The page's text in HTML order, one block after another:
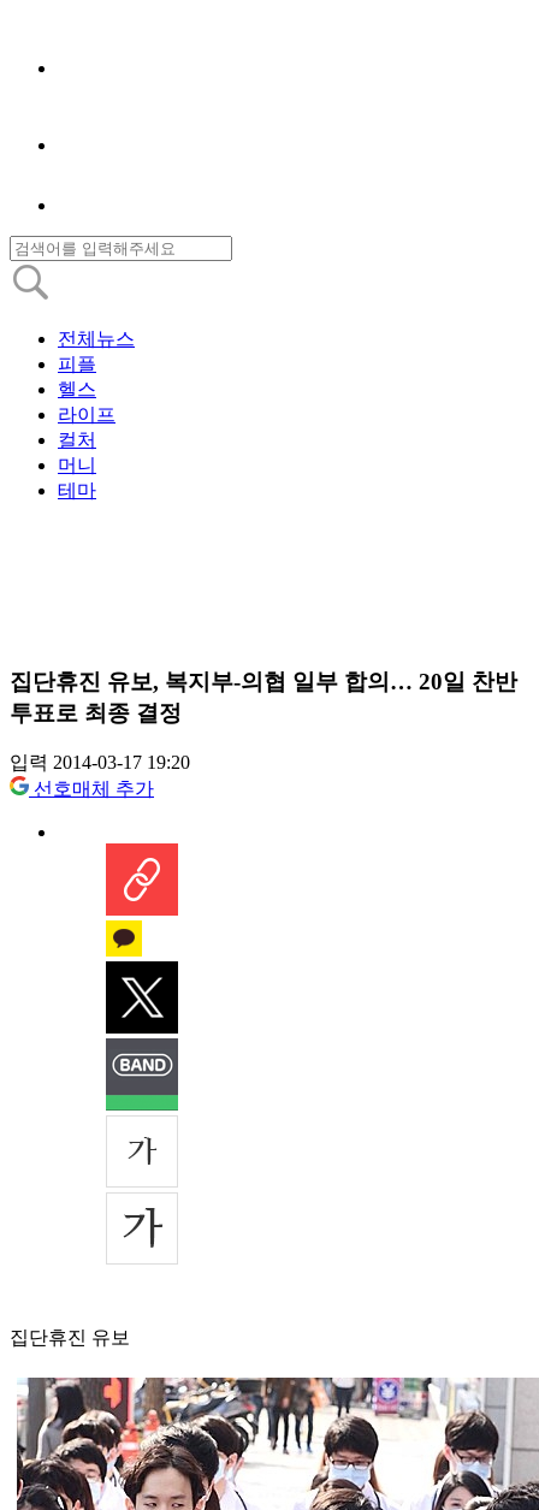
전체뉴스
피플
헬스
라이프
컬처
머니
테마
집단휴진 유보, 복지부-의협 일부 합의… 20일 찬반
투표로 최종 결정
입력 2014-03-17 19:20
선호매체 추가
집단휴진 유보